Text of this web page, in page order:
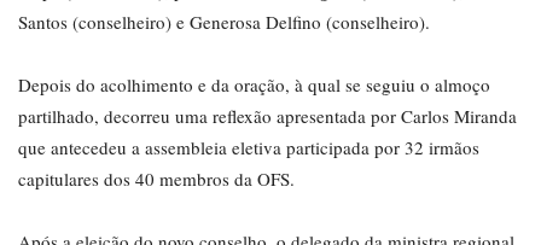
Santos (conselheiro) e Generosa Delfino (conselheiro).
Depois do acolhimento e da oração, à qual se seguiu o almoço
partilhado, decorreu uma reflexão apresentada por Carlos Miranda
que antecedeu a assembleia eletiva participada por 32 irmãos
capitulares dos 40 membros da OFS.